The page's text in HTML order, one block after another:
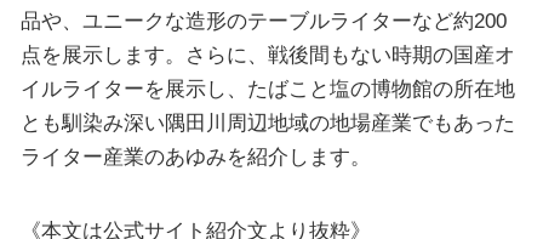
品や、ユニークな造形のテーブルライターなど約200
点を展示します。さらに、戦後間もない時期の国産オ
イルライターを展示し、たばこと塩の博物館の所在地
とも馴染み深い隅田川周辺地域の地場産業でもあった
ライター産業のあゆみを紹介します。
《本文は公式サイト紹介文より抜粋》